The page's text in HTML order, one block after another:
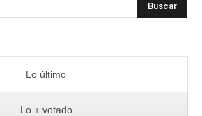
Buscar
Lo último
Lo + votado